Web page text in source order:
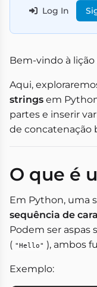
Log In
Bem-vindo à
Aqui,
strings em
partes e inserir
de concatenação
O que é
Em Python, uma
sequência de
Podem ser aspas
( "Hello" ), ambos
Exemplo: